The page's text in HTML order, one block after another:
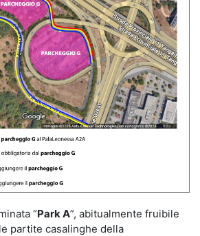
“Park A”, abitualmente fruibile
partite casalinghe della